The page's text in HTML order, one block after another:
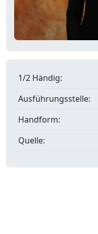
1/2 Händig:
Ausführungsstelle:
Handform:
Quelle: